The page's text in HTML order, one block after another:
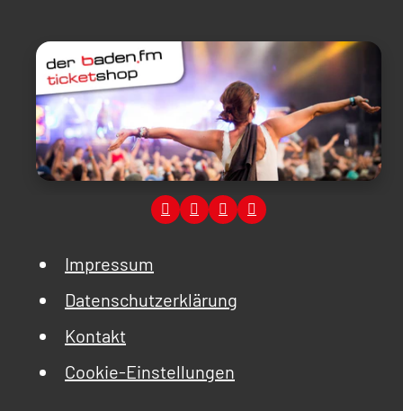
Impressum
Datenschutzerklärung
Kontakt
Cookie-Einstellungen